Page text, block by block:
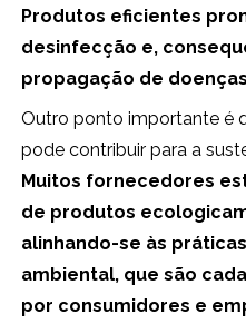
Produtos eficientes
desinfecção e,
propagação de
Outro ponto importante é
pode contribuir para a
Muitos fornecedores
de produtos
alinhando-se às
ambiental, que são
por consumidores e